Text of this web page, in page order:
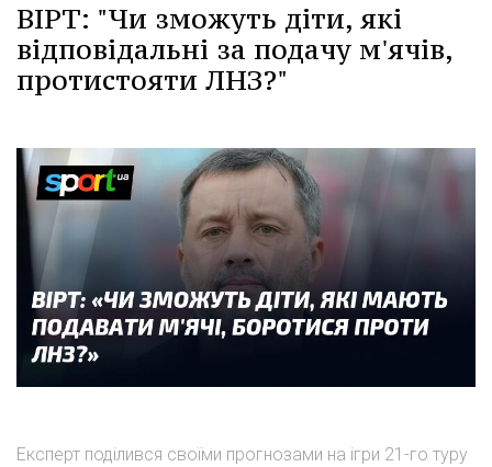
ВІРТ: "Чи зможуть діти, які
відповідальні за подачу м'ячів,
протистояти ЛНЗ?"
Експерт поділився своїми прогнозами на ігри 21-го туру